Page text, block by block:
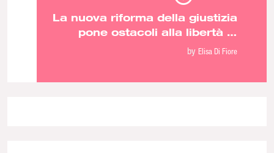
La nuova riforma della giustizia
pone ostacoli alla libertà di
stampa ma non alla corruzione
by Elisa Di Fiore